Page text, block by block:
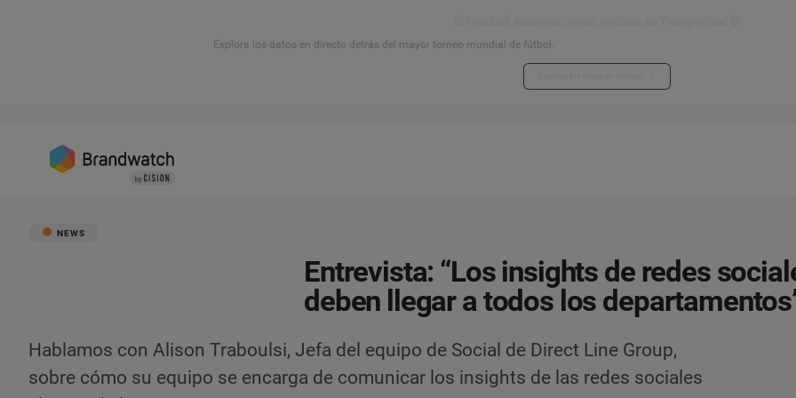
Explora los datos en directo detrás del mayor torneo mundial de fútbol.
NEWS
Entrevista: “Los insights de redes
deben llegar a todos los
Hablamos con Alison Traboulsi, Jefa del equipo de Social de Direct Line Group,
sobre cómo su equipo se encarga de comunicar los insights de las redes sociales